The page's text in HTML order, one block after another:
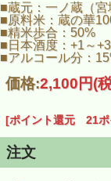
滑らかな口当たり
充実した味わいを
冷やから常温、お
幅広い温度体でお
この商品のラベル
ト致します！
※ご注文時に選択
発送までに３週間
正式な発送日につ
■蔵元：一ノ蔵（宮
■原料米：蔵の華
■精米歩合：50%
■日本酒度：+1～+3
■アルコール分：
価格:2,100円(
[ポイント還元 21ポ
注文